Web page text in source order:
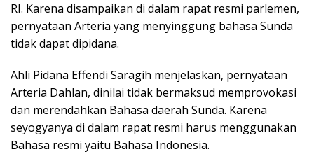
RI. Karena disampaikan di dalam rapat resmi parlemen,
pernyataan Arteria yang menyinggung bahasa Sunda
tidak dapat dipidana.
Ahli Pidana Effendi Saragih menjelaskan, pernyataan
Arteria Dahlan, dinilai tidak bermaksud memprovokasi
dan merendahkan Bahasa daerah Sunda. Karena
seyogyanya di dalam rapat resmi harus menggunakan
Bahasa resmi yaitu Bahasa Indonesia.